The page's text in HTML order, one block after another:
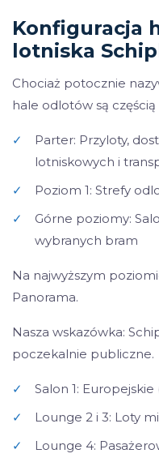
Konfiguracja
lotniska
Chociaż potocznie
hale odlotów są
✓
Parter: Przyloty,
lotniskowych i
✓
Poziom 1: Strefy
✓
Górne poziomy:
wybranych bram
Na najwyższym
Panorama.
Nasza wskazówka:
poczekalnie publiczne.
✓
Salon 1:
✓
Lounge 2 i 3: Loty
✓
Lounge 4: